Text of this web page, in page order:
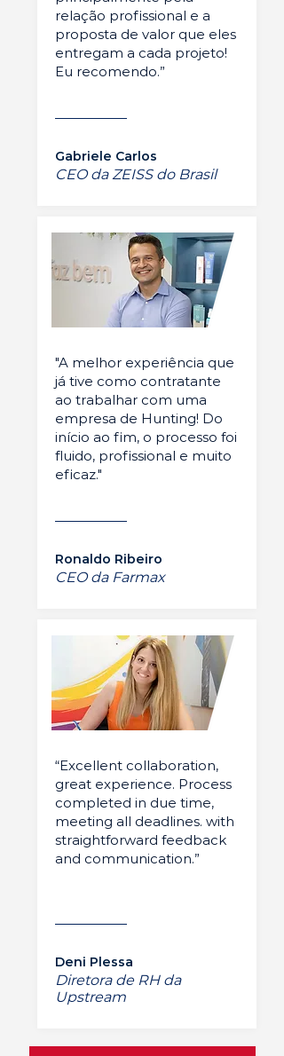
relação profissional e a
proposta de valor que eles
entregam a cada projeto!
Eu recomendo.”
Gabriele Carlos
CEO da ZEISS do Brasil
"A melhor experiência que
já tive como contratante
ao trabalhar com uma
empresa de Hunting! Do
início ao fim, o processo foi
fluido, profissional e muito
eficaz."
Ronaldo Ribeiro
CEO da Farmax
“Excellent collaboration,
great experience. Process
completed in due time,
meeting all deadlines. with
straightforward feedback
and communication.”
Deni Plessa
Diretora de RH da
Upstream